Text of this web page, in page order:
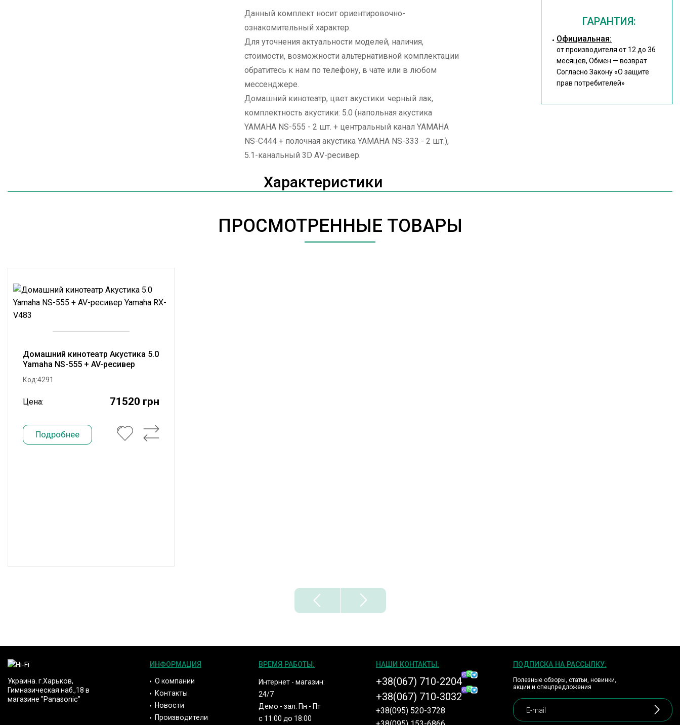
Данный комплект носит ориентировочно-
ознакомительный характер.
Для уточнения актуальности моделей, наличия,
стоимости, возможности альтернативной комплектации
обратитесь к нам по телефону, в чате или в любом
мессенджере.
Домашний кинотеатр, цвет акустики: черный лак,
комплектность акустики: 5.0 (напольная акустика
YAMAHA NS-555 - 2 шт. + центральный канал YAMAHA
NS-C444 + полочная акустика YAMAHA NS-333 - 2 шт.),
5.1-канальный 3D АV-ресивер.
ГАРАНТИЯ:
Официальная:
от производителя от 12 до 36
месяцев, Обмен — возврат
Согласно Закону«О защите
прав потребителей»
Характеристики
ПРОСМОТРЕННЫЕ ТОВАРЫ
Домашний кинотеатр Акустика 5.0
Yamaha NS-555 + AV-ресивер
Yamaha RX-V483
Код:4291
Цена: 71520 грн
Подробнее
Украина. г.Харьков,
Гимназическая наб.,18 в
магазине "Panasonic"
ИНФОРМАЦИЯ
О компании
Контакты
Новости
Производители
ВРЕМЯ РАБОТЫ:
Интернет - магазин:
24/7
Демо - зал: Пн - Пт
с 11:00 до 18:00
НАШИ КОНТАКТЫ:
+38(067) 710-2204
+38(067) 710-3032
+38(095) 520-3728
ПОДПИСКА НА РАССЫЛКУ:
Полезные обзоры, статьи, новинки,
акции и спецпредложения